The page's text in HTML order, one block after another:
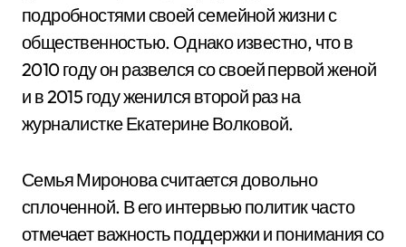
подробностями своей семейной жизни с
общественностью. Однако известно, что в
2010 году он развелся со своей первой женой
и в 2015 году женился второй раз на
журналистке Екатерине Волковой.
Семья Миронова считается довольно
сплоченной. В его интервью политик часто
отмечает важность поддержки и понимания со